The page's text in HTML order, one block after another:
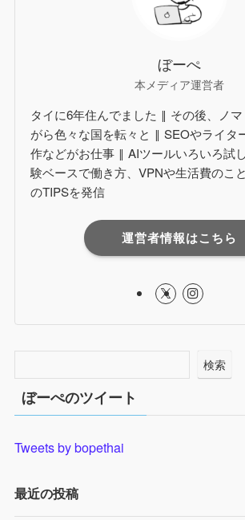
ぼーぺ
本メディア運営者
タイに6年住んでました ‖ その後、ノ
がら色々な国を転々と ‖ SEOやライタ
作などがお仕事 ‖ AIツールいろいろ試
験ベースで働き方、VPNや生活費のこ
のTIPSを発信
運営者情報はこちら
検索
ぼーぺのツイート
Tweets by bopethai
最近の投稿